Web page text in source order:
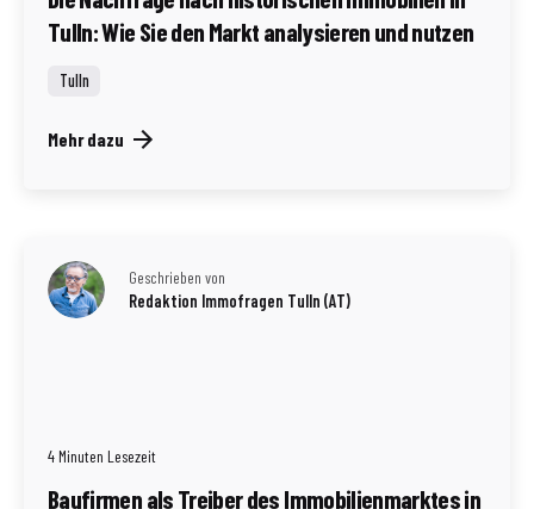
Tulln: Wie Sie den Markt analysieren und nutzen
Tulln
Mehr dazu
Geschrieben von
Redaktion Immofragen Tulln (AT)
4 Minuten Lesezeit
Baufirmen als Treiber des Immobilienmarktes in